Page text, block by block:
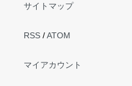
サイトマップ
RSS /ATOM
マイアカウント